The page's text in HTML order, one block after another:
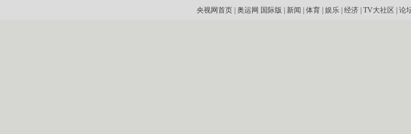
央视网首页| 奥运网 国际版 新闻 体育| 娱乐| 经济| TV大社区 论